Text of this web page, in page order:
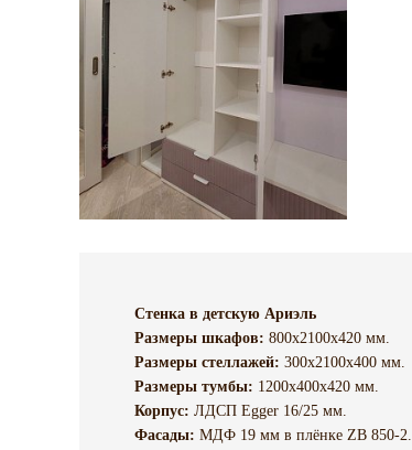
Стенка в детскую Ариэль
Размеры шкафов: 800х2100х420 мм.
Размеры стеллажей: 300х2100х400 мм.
Размеры тумбы: 1200х400х420 мм.
Корпус: ЛДСП Egger 16/25 мм.
Фасады: МДФ 19 мм в плёнке ZB 850-2.